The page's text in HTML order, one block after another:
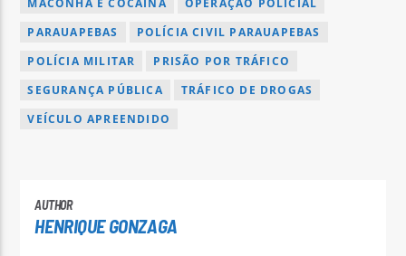
MACONHA E COCAÍNA
OPERAÇÃO POLICIAL
PARAUAPEBAS
POLÍCIA CIVIL PARAUAPEBAS
POLÍCIA MILITAR
PRISÃO POR TRÁFICO
SEGURANÇA PÚBLICA
TRÁFICO DE DROGAS
VEÍCULO APREENDIDO
AUTHOR
HENRIQUE GONZAGA